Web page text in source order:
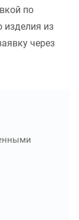
по
изделия из
через